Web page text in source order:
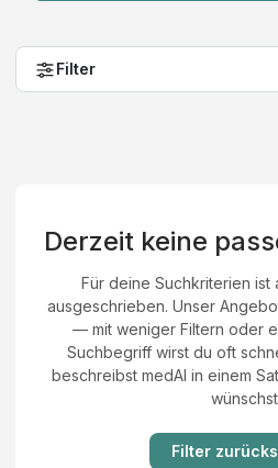
Filter
Derzeit keine
Für deine Suchkriterien ist
ausgeschrieben. Unser
— mit weniger Filtern oder
Suchbegriff wirst du oft
beschreibst medAI in einem
Filter